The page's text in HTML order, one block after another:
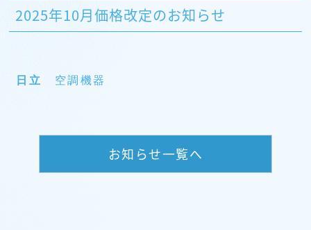
2025年10月価格改定のお知らせ
日立 空調機器
お知らせ一覧へ